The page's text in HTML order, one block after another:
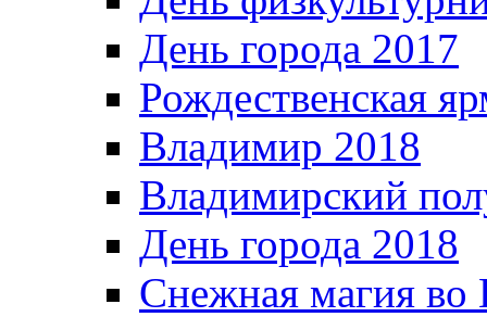
День города 2017
Рождественская
Владимир 2018
Владимирский
День города 2018
Снежная магия во